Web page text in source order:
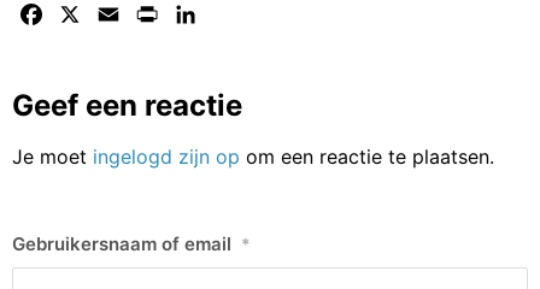
Facebook Email Print
Geef een reactie
Je moet ingelogd zijn op om een reactie te plaatsen.
Gebruikersnaam of email *